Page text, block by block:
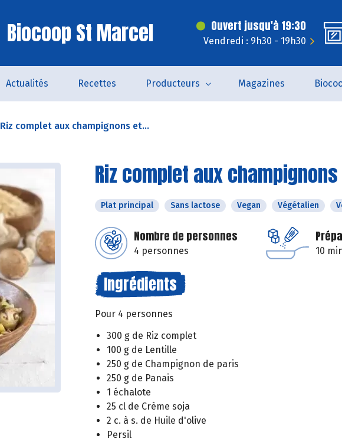
Biocoop St Marcel Ouvert jusqu'à 19:30
Vendredi : 9h30 - 19h30
Actualités Recettes Producteurs Magazines
Riz complet aux champignons et...
Riz complet aux
Plat principal Sans lactose Vegan Végétalien
Nombre de personnes
4 personnes 10
Ingrédients
Pour 4 personnes
300 g de Riz complet
100 g de Lentille
250 g de Champignon de paris
250 g de Panais
1 échalote
25 cl de Crème soja
2 c. à s. de Huile d'olive
Persil